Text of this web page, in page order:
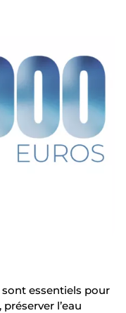
essentiels pour
l’eau